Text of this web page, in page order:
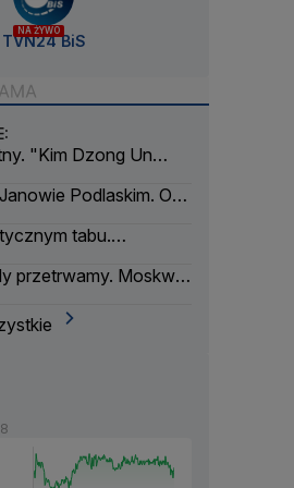
NA ŻYWO
TVN24 BiS
"Kim Dzong Un
Podlaskim. Oto
tabu.
przetrwamy. Moskwa